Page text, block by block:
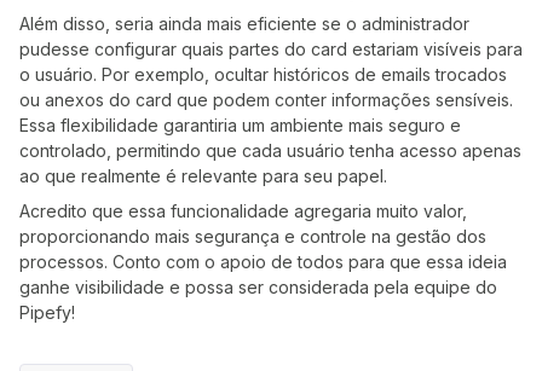
Além disso, seria ainda mais eficiente se o administrador
pudesse configurar quais partes do card estariam visíveis para
o usuário. Por exemplo, ocultar históricos de emails trocados
ou anexos do card que podem conter informações sensíveis.
Essa flexibilidade garantiria um ambiente mais seguro e
controlado, permitindo que cada usuário tenha acesso apenas
ao que realmente é relevante para seu papel.
Acredito que essa funcionalidade agregaria muito valor,
proporcionando mais segurança e controle na gestão dos
processos. Conto com o apoio de todos para que essa ideia
ganhe visibilidade e possa ser considerada pela equipe do
Pipefy!